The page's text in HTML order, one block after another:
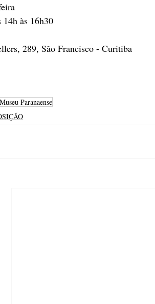
às 16h30
289, São Francisco - Curitiba
Museu Paranaense